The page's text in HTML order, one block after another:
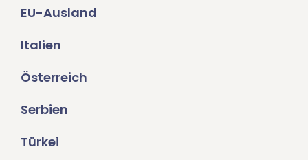
EU-Ausland
Italien
Österreich
Serbien
Türkei